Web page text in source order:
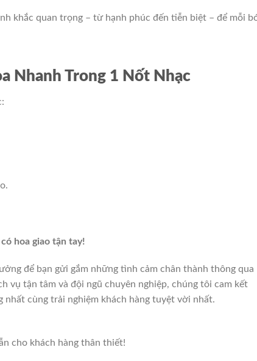
khắc quan trọng – từ hạnh phúc đến tiễn biệt – để mỗi
Nhanh Trong 1 Nốt Nhạc
hoa giao tận tay!
để bạn gửi gắm những tình cảm chân thành thông qua
vụ tận tâm và đội ngũ chuyên nghiệp, chúng tôi cam kết
cùng trải nghiệm khách hàng tuyệt vời nhất.
cho khách hàng thân thiết!